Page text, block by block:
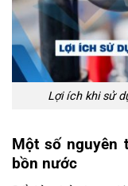
Lợi ích khi sử
Một số nguyên
bồn nước